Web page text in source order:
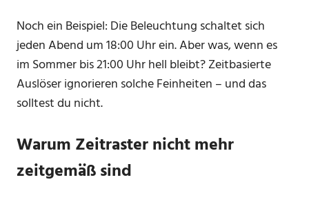
Noch ein Beispiel: Die Beleuchtung schaltet sich
jeden Abend um 18:00 Uhr ein. Aber was, wenn es
im Sommer bis 21:00 Uhr hell bleibt? Zeitbasierte
Auslöser ignorieren solche Feinheiten – und das
solltest du nicht.
Warum Zeitraster nicht mehr
zeitgemäß sind